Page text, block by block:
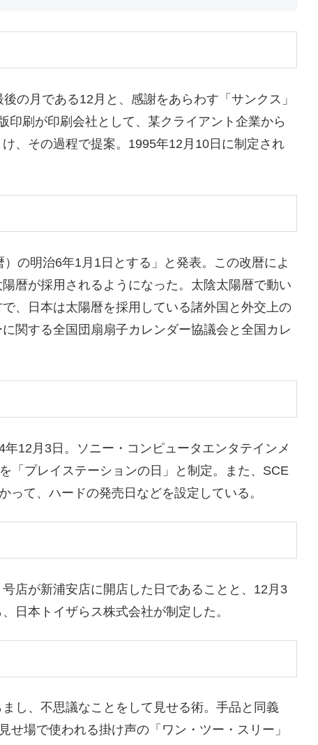
の月である12月と、感謝をあらわす「サンクス」
刷が印刷会社として、某クライアント企業から
、その過程で提案。1995年12月10日に制定され
の明治6年1月1日とする」と発表。この改暦によ
暦が採用されるようになった。太陰太陽暦で動い
、日本は太陽暦を採用している諸外国と外交上の
関する全国団扇扇子カレンダー協議会と全国カレ
12月3日。ソニー・コンピュータエンタテインメ
「プレイステーションの日」と制定。また、SCE
て、ハードの発売日などを設定している。
店が新浦安店に開店した日であることと、12月3
日本トイザらス株式会社が制定した。
し、不思議なことをして見せる術。手品と同義
場で使われる掛け声の「ワン・ツー・スリー」